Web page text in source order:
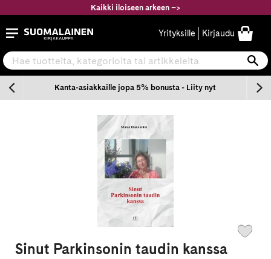
Kaikki iloiseen arkeen –>
Suomalainen.com
Hae tuotteita, kategorioita tai artikkeleita
Yrityksille Kirjaudu
Kanta-asiakkaille jopa 5% bonusta - Liity nyt
Sinut Parkinsonin taudin kanssa